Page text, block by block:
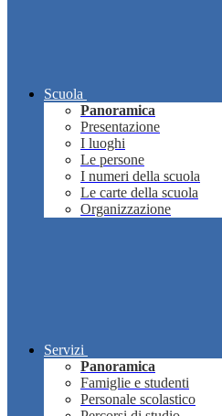
Scuola
Panoramica
Presentazione
I luoghi
Le persone
I numeri della scuola
Le carte della scuola
Organizzazione
Servizi
Panoramica
Famiglie e studenti
Personale scolastico